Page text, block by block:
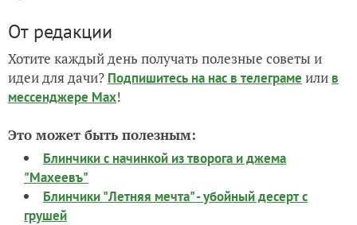
От редакции
Хотите каждый день получать полезные советы и
идеи для дачи? Подпишитесь на нас в телеграме или в
мессенджере Max!
Это может быть полезным:
Блинчики с начинкой из творога и джема
"Махеевъ"
Блинчики "Летняя мечта" - убойный десерт с
грушей